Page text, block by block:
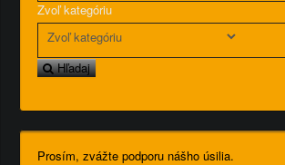
Zvoľ kategóriu
Hľadaj
Prosím, zvážte podporu nášho úsilia.